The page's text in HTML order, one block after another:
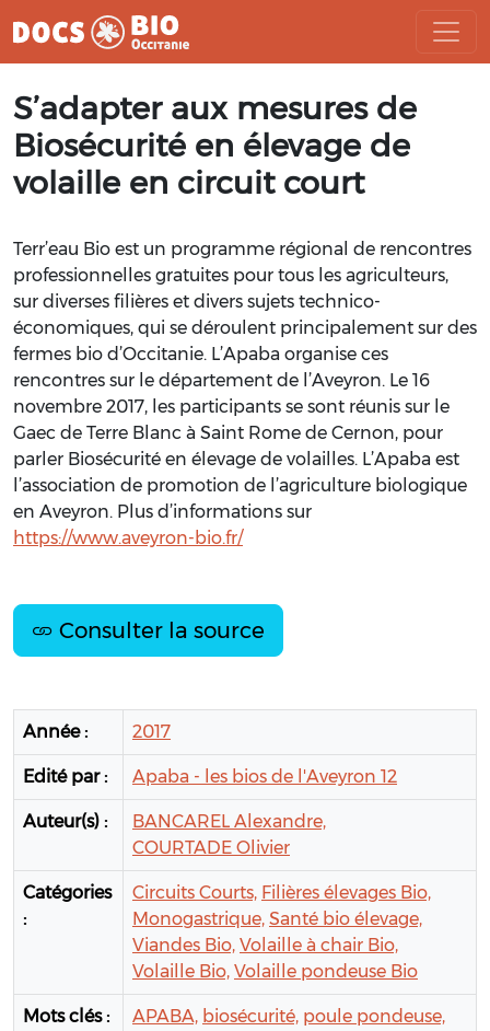
au
contenu
S’adapter aux mesures de
Biosécurité en élevage de
volaille en circuit court
Terr’eau Bio est un programme régional de rencontres
professionnelles gratuites pour tous les agriculteurs,
sur diverses filières et divers sujets technico-
économiques, qui se déroulent principalement sur des
fermes bio d’Occitanie. L’Apaba organise ces
rencontres sur le département de l’Aveyron. Le 16
novembre 2017, les participants se sont réunis sur le
Gaec de Terre Blanc à Saint Rome de Cernon, pour
parler Biosécurité en élevage de volailles. L’Apaba est
l’association de promotion de l’agriculture biologique
en Aveyron. Plus d’informations sur
https://www.aveyron-bio.fr/
Consulter la source
Année : 2017
Edité par : Apaba - les bios de l'Aveyron 12
Auteur(s) :
BANCAREL Alexandre,
COURTADE Olivier
Catégories
:
Circuits Courts, Filières élevages Bio,
Monogastrique, Santé bio élevage,
Viandes Bio, Volaille à chair Bio,
Volaille Bio, Volaille pondeuse Bio
Mots clés : APABA, biosécurité, poule pondeuse,